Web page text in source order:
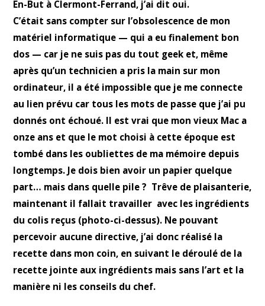
En-But à Clermont-Ferrand, j’ai dit oui.
C’était sans compter sur l’obsolescence de mon
matériel informatique — qui a eu finalement bon
dos — car je ne suis pas du tout geek et, même
après qu’un technicien a pris la main sur mon
ordinateur, il a été impossible que je me connecte
au lien prévu car tous les mots de passe que j’ai pu
donnés ont échoué. Il est vrai que mon vieux Mac a
onze ans et que le mot choisi à cette époque est
tombé dans les oubliettes de ma mémoire depuis
longtemps. Je dois bien avoir un papier quelque
part… mais dans quelle pile ? Trêve de plaisanterie,
maintenant il fallait travailler avec les ingrédients
du colis reçus (photo-ci-dessus). Ne pouvant
percevoir aucune directive, j’ai donc réalisé la
recette dans mon coin, en suivant le déroulé de la
recette jointe aux ingrédients mais sans l’art et la
manière ni les conseils du chef.